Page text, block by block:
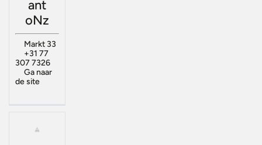
ant
oNz
Markt 33
+31 77
307 7326
Ga naar
de site